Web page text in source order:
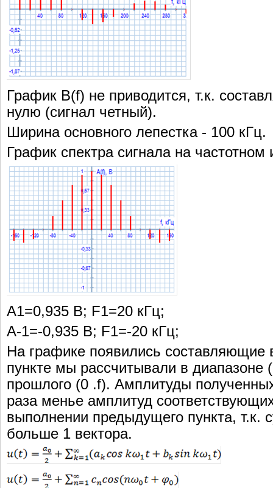
График В(f) не приводится, т.к.
нулю (сигнал четный).
Ширина основного лепестка - 100 кГц.
График спектра сигнала на
А1=0,935 В; F1=20 кГц;
А-1=-0,935 В; F1=-20 кГц;
На графике появились составляющие
пункте мы рассчитывали в диапазоне
прошлого (0 .f). Амплитуды
раза менье амплитуд
выполнении предыдущего пункта, т.к.
больше 1 вектора.